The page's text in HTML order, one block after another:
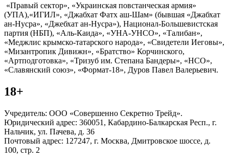
«Правый сектор», «Украинская повстанческая армия»
(УПА),«ИГИЛ», «Джабхат Фатх аш-Шам» (бывшая «Джабхат
ан-Нусра», «Джебхат ан-Нусра»), Национал-Большевистская
партия (НБП), «Аль-Каида», «УНА-УНСО», «Талибан»,
«Меджлис крымско-татарского народа», «Свидетели Иеговы»,
«Мизантропик Дивижн», «Братство» Корчинского,
«Артподготовка», «Тризуб им. Степана Бандеры», «НСО»,
«Славянский союз», «Формат-18», Дуров Павел Валерьевич.
18+
Учредитель: ООО «Совершенно Секретно Трейд».
Юридический адрес: 360051, Кабардино-Балкарская Респ., г.
Нальчик, ул. Пачева, д. 36
Почтовый адрес: 127247, г. Москва, Дмитровское шоссе, д.
100, стр. 2